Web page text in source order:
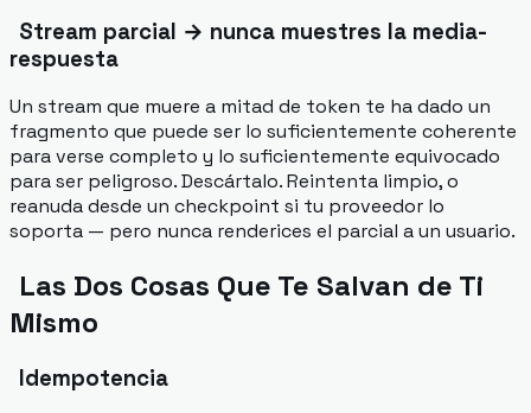
Stream parcial → nunca muestres la media-
respuesta
Un stream que muere a mitad de token te ha dado un
fragmento que puede ser lo suficientemente coherente
para verse completo y lo suficientemente equivocado
para ser peligroso. Descártalo. Reintenta limpio, o
reanuda desde un checkpoint si tu proveedor lo
soporta — pero nunca renderices el parcial a un usuario.
Las Dos Cosas Que Te Salvan de Ti
Mismo
Idempotencia